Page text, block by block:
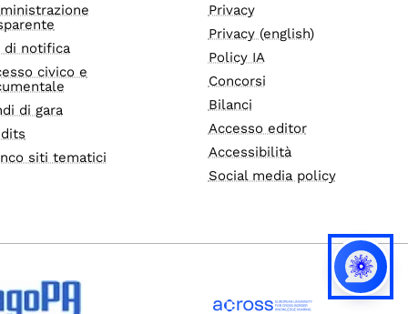
di notifica
civico e
di gara
siti tematici
Privacy
Privacy (english)
Policy IA
Concorsi
Bilanci
Accesso editor
Accessibilità
Social media policy